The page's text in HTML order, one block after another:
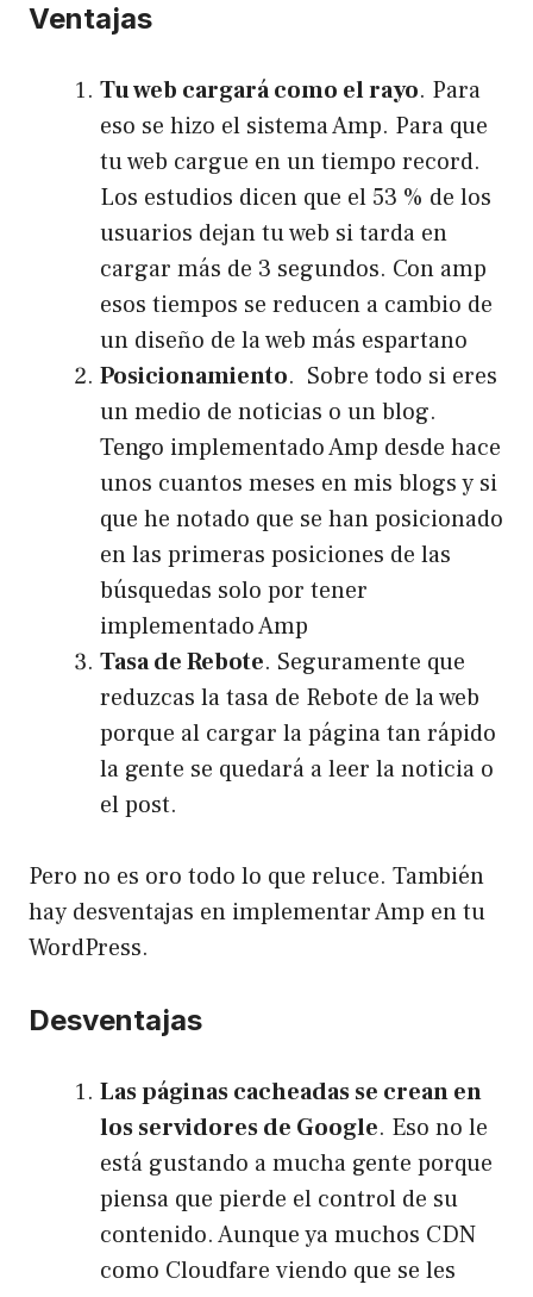
Ventajas
Tu web cargará como el rayo. Para
eso se hizo el sistema Amp. Para que
tu web cargue en un tiempo record.
Los estudios dicen que el 53 % de los
usuarios dejan tu web si tarda en
cargar más de 3 segundos. Con amp
esos tiempos se reducen a cambio de
un diseño de la web más espartano
Posicionamiento. Sobre todo si eres
un medio de noticias o un blog.
Tengo implementado Amp desde hace
unos cuantos meses en mis blogs y si
que he notado que se han posicionado
en las primeras posiciones de las
búsquedas solo por tener
implementado Amp
Tasa de Rebote. Seguramente que
reduzcas la tasa de Rebote de la web
porque al cargar la página tan rápido
la gente se quedará a leer la noticia o
el post.
Pero no es oro todo lo que reluce. También
hay desventajas en implementar Amp en tu
WordPress.
Desventajas
Las páginas cacheadas se crean en
los servidores de Google. Eso no le
está gustando a mucha gente porque
piensa que pierde el control de su
contenido. Aunque ya muchos CDN
como Cloudfare viendo que se les